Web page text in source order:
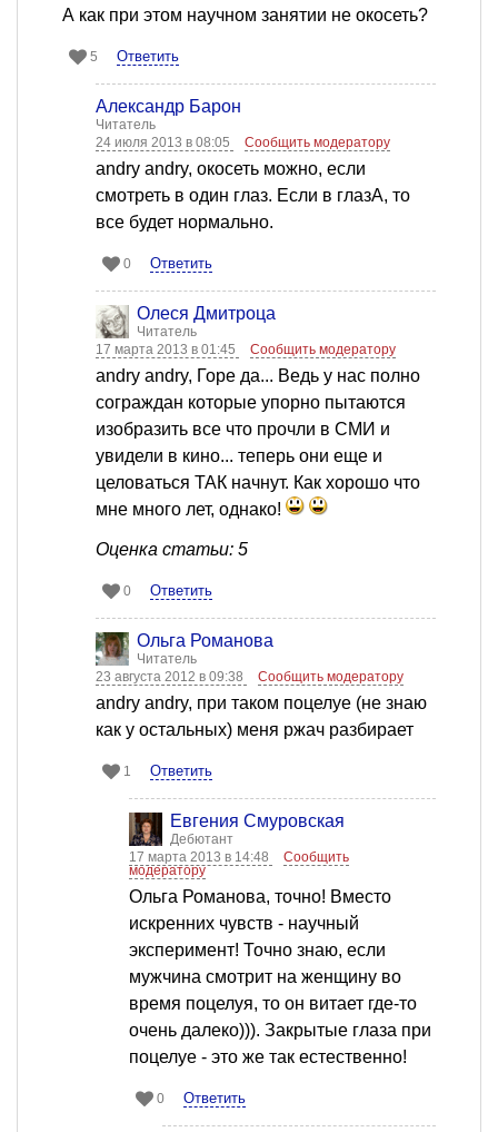
А как при этом научном занятии не окосеть?
5 Ответить
Александр Барон
Читатель
24 июля 2013 в 08:05
Сообщить модератору
andry andry, окосеть можно, если
смотреть в один глаз. Если в глазА, то
все будет нормально.
0 Ответить
Олеся Дмитроца
Читатель
17 марта 2013 в 01:45
Сообщить модератору
andry andry, Горе да... Ведь у нас полно
сограждан которые упорно пытаются
изобразить все что прочли в СМИ и
увидели в кино... теперь они еще и
целоваться ТАК начнут. Как хорошо что
мне много лет, однако!
Оценка статьи: 5
0 Ответить
Ольга Романова
Читатель
23 августа 2012 в 09:38
Сообщить модератору
andry andry, при таком поцелуе (не знаю
как у остальных) меня ржач разбирает
1 Ответить
Евгения Смуровская
Дебютант
17 марта 2013 в 14:48
Сообщить
модератору
Ольга Романова, точно! Вместо
искренних чувств - научный
эксперимент! Точно знаю, если
мужчина смотрит на женщину во
время поцелуя, то он витает где-то
очень далеко))). Закрытые глаза при
поцелуе - это же так естественно!
0 Ответить